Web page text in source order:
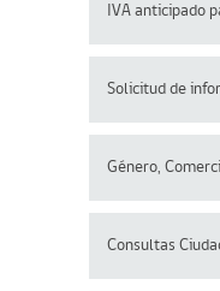
IVA anticipado
Solicitud de
Género,
Consultas